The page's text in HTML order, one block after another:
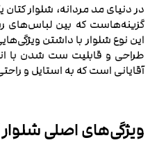
در دنیای مد مردانه، شلوار
گزینه‌هاست که بین لباس‌های
این نوع شلوار با داشتن
طراحی و قابلیت ست شدن با
آقایانی است که به استایل و
ویژگی‌های اصلی شلوار